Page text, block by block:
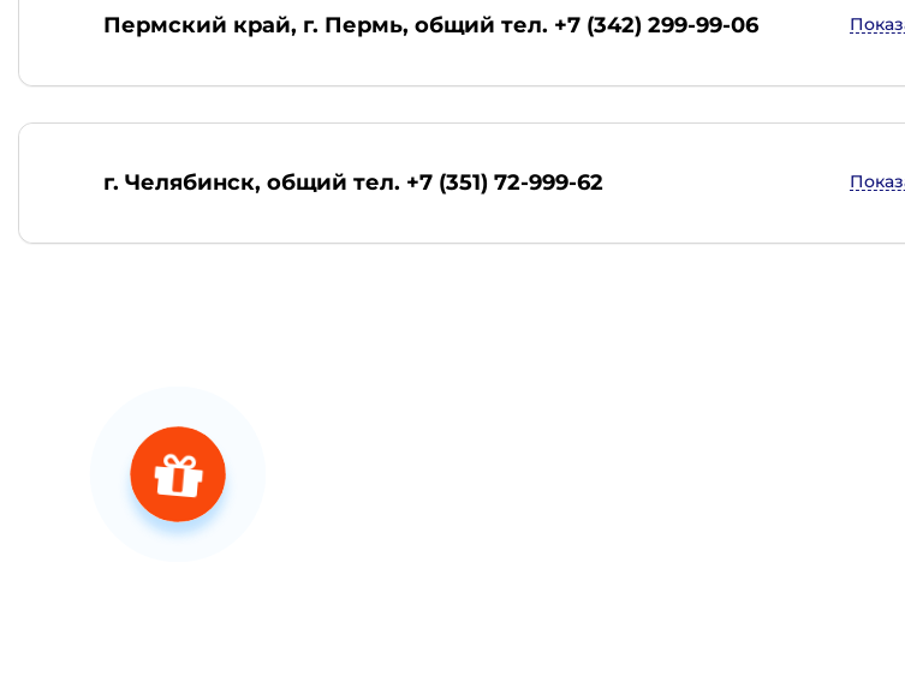
Пермский край, г. Пермь, общий тел. +7 (342) 299-99-06
г. Челябинск, общий тел. +7 (351) 72-999-62